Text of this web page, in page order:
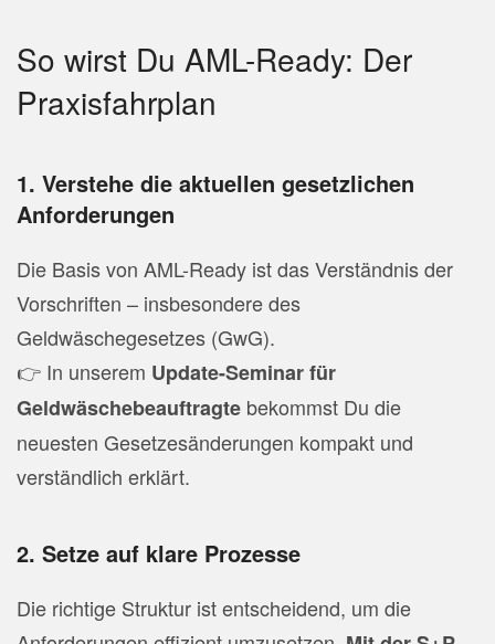
So wirst Du AML-Ready: Der
Praxisfahrplan
1. Verstehe die aktuellen gesetzlichen
Anforderungen
Die Basis von AML-Ready ist das Verständnis der
Vorschriften – insbesondere des
Geldwäschegesetzes (GwG).
👉 In unserem Update-Seminarfür
Geldwäschebeauftragte bekommst Du die
neuesten Gesetzesänderungen kompakt und
verständlich erklärt.
2. Setze auf klare Prozesse
Die richtige Struktur ist entscheidend, um die